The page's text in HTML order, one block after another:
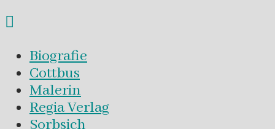
Biografie
Cottbus
Malerin
Regia Verlag
Sorbsich